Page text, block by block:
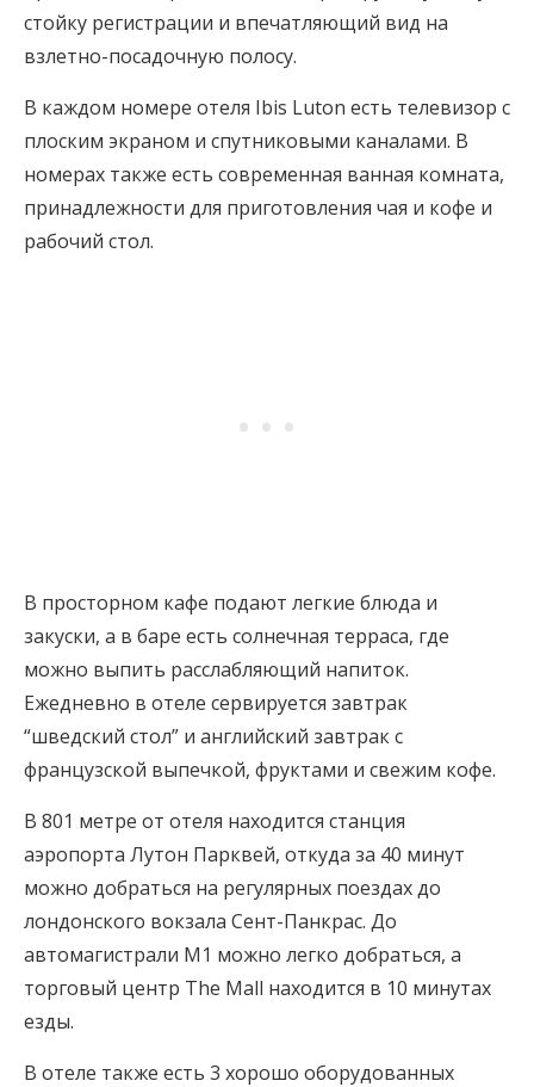
стойку регистрации и впечатляющий вид на
взлетно-посадочную полосу.
В каждом номере отеля Ibis Luton есть телевизор с
плоским экраном и спутниковыми каналами. В
номерах также есть современная ванная комната,
принадлежности для приготовления чая и кофе и
рабочий стол.
В просторном кафе подают легкие блюда и
закуски, а в баре есть солнечная терраса, где
можно выпить расслабляющий напиток.
Ежедневно в отеле сервируется завтрак
“шведский стол” и английский завтрак с
французской выпечкой, фруктами и свежим кофе.
В 801 метре от отеля находится станция
аэропорта Лутон Парквей, откуда за 40 минут
можно добраться на регулярных поездах до
лондонского вокзала Сент-Панкрас. До
автомагистрали M1 можно легко добраться, а
торговый центр The Mall находится в 10 минутах
езды.
В отеле также есть 3 хорошо оборудованных